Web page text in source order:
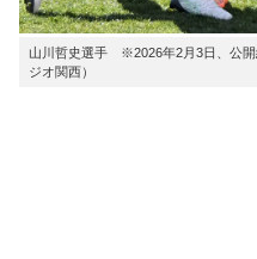
山川哲史選手 ※2026年2月3日、公開
ジオ関西）